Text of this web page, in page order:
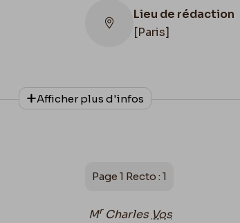
Lieu de rédaction
[Paris]
Collationnage
Autographe
Afficher plus d'infos
Page 1 Recto : 1
MrCharlesVos